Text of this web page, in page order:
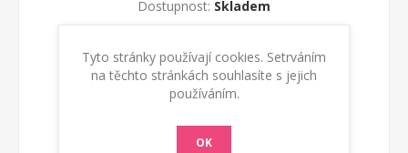
Dostupnost: Skladem
KOUPIT
Tyto stránky používají cookies. Setrváním
na těchto stránkách souhlasíte s jejich
používáním.
OK